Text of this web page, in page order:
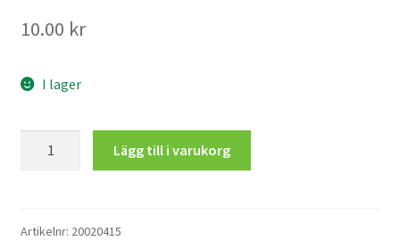
10.00 kr
I lager
jobbet.
Lägg till i varukorg
Artikelnr: 20020415